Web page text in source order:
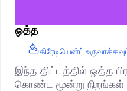
ஒத்த
கிரேடியென்ட்
இந்த திட்டத்தில் ஒத்த
கொண்ட மூன்று நிறங்கள்